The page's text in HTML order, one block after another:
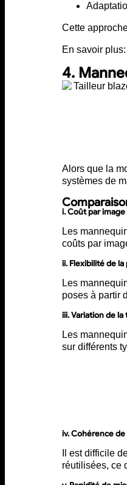
Cette
En savoir plus:
4.
Alors que la
systèmes de
i. Coût par
Les
coûts par
ii. Flexibilité de la
Les
poses à partir
iii. Variation de
Les
sur différents
iv. Cohérence
Il est difficile
réutilisées, ce